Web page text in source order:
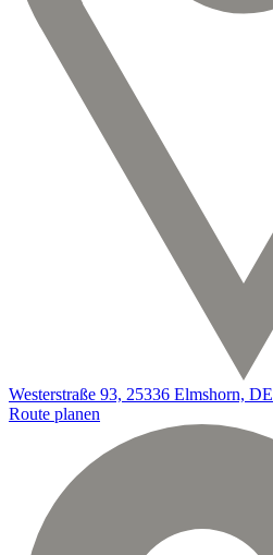
Westerstraße 93, 25336 Elmshorn, DE
Route planen